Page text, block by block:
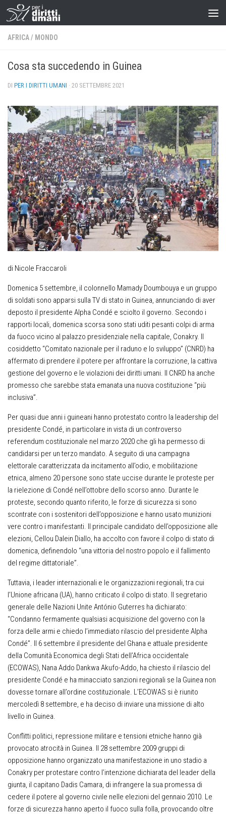
AFRICA/ MONDO
Cosa sta succedendo in Guinea
DI PER I DIRITTI UMANI · 20 SETTEMBRE 2021
di Nicole Fraccaroli
Domenica 5 settembre, il colonnello Mamady Doumbouya e un gruppo
di soldati sono apparsi sulla TV di stato in Guinea, annunciando di aver
deposto il presidente Alpha Condé e sciolto il governo. Secondo i
rapporti locali, domenica scorsa sono stati uditi pesanti colpi di arma
da fuoco vicino al palazzo presidenziale nella capitale, Conakry. Il
cosiddetto “Comitato nazionale per il raduno e lo sviluppo” (CNRD) ha
affermato di prendere il potere per affrontare la corruzione, la cattiva
gestione del governo e le violazioni dei diritti umani. Il CNRD ha anche
promesso che sarebbe stata emanata una nuova costituzione “più
inclusiva”.
Per quasi due anni i guineani hanno protestato contro la leadership del
presidente Condé, in particolare in vista di un controverso
referendum costituzionale nel marzo 2020 che gli ha permesso di
candidarsi per un terzo mandato. A seguito di una campagna
elettorale caratterizzata da incitamento all’odio, e mobilitazione
etnica, almeno 20 persone sono state uccise durante le proteste per
la rielezione di Condé nell’ottobre dello scorso anno. Durante le
proteste, secondo quanto riferito, le forze di sicurezza si sono
scontrate con i sostenitori dell’opposizione e hanno usato munizioni
vere contro i manifestanti. Il principale candidato dell’opposizione alle
elezioni, Cellou Dalein Diallo, ha accolto con favore il colpo di stato di
domenica, definendolo “una vittoria del nostro popolo e il fallimento
del regime dittatoriale”.
Tuttavia, i leader internazionali e le organizzazioni regionali, tra cui
l’Unione africana (UA), hanno criticato il colpo di stato. Il segretario
generale delle Nazioni Unite António Guterres ha dichiarato:
“Condanno fermamente qualsiasi acquisizione del governo con la
forza delle armi e chiedo l’immediato rilascio del presidente Alpha
Condé”. Il 6 settembre il presidente del Ghana e attuale presidente
della Comunità Economica degli Stati dell’Africa occidentale
(ECOWAS), Nana Addo Dankwa Akufo-Addo, ha chiesto il rilascio del
presidente Condé e ha minacciato sanzioni regionali se la Guinea non
dovesse tornare all’ordine costituzionale. L’ECOWAS si è riunito
mercoledì 8 settembre, e ha deciso di inviare una missione di alto
livello in Guinea.
Conflitti politici, repressione militare e tensioni etniche hanno già
provocato atrocità in Guinea. Il 28 settembre 2009 gruppi di
opposizione hanno organizzato una manifestazione in uno stadio a
Conakry per protestare contro l’intenzione dichiarata del leader della
giunta, il capitano Dadis Camara, di infrangere la sua promessa di
cedere il potere al governo civile nelle elezioni del gennaio 2010. Le
forze di sicurezza hanno aperto il fuoco sulla folla, provocando oltre